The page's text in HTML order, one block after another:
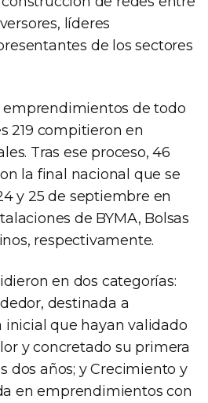
líderes
de los sectores
emprendimientos de todo
219 compitieron en
Tras ese proceso, 46
la final nacional que se
y 25 de septiembre en
de BYMA, Bolsas
respectivamente.
en dos categorías:
destinada a
inicial que hayan validado
y concretado su primera
dos años; y Crecimiento y
en emprendimientos con